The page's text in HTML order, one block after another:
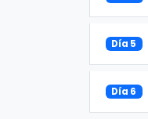
Día 5
Día 6